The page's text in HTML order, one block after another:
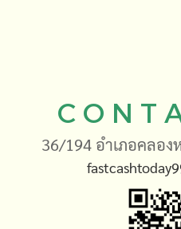
C O N T
36/194 อำเภอคลอ